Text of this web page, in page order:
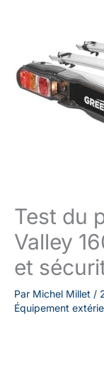
Test du
Valley
et
Par Michel Millet /
Équipement